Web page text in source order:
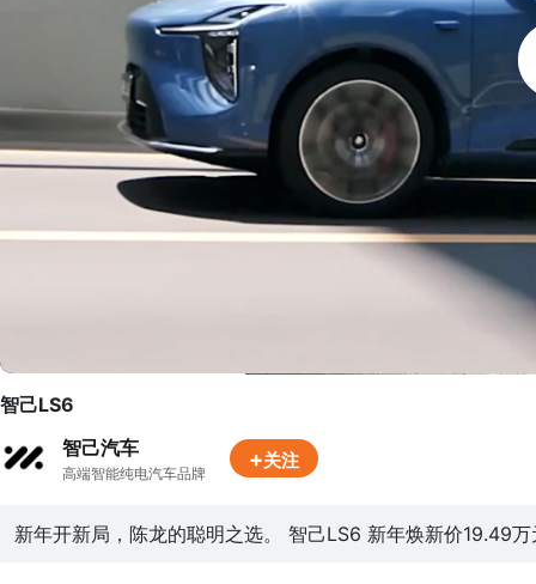
智己LS6
智己汽车
高端智能纯电汽车品牌
+关注
新年开新局，陈龙的聪明之选。 智己LS6 新年焕新价19.49